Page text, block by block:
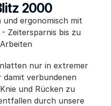
vereinbaren
2000
ergonomisch mit
Zeitersparnis bis zu
nur in extremer
damit verbundenen
und Rücken zu
durch unsere